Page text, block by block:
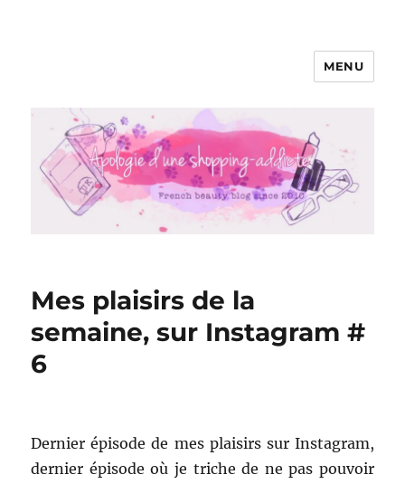
Apologie d'une Shopping-addicte
MENU
Mes plaisirs de la
semaine, sur Instagram #
6
Dernier épisode de mes plaisirs sur Instagram,
dernier épisode où je triche de ne pas pouvoir